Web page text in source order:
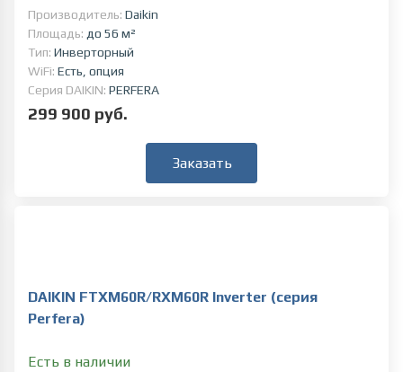
Производитель: Daikin
Площадь: до 56 м²
Тип: Инверторный
WiFi: Есть, опция
Серия DAIKIN: PERFERA
299 900 руб.
Заказать
DAIKIN FTXM60R/RXM60R Inverter (серия
Perfera)
Есть в наличии